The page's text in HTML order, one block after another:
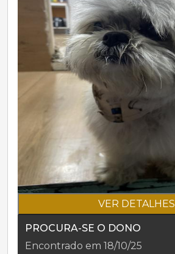
VER DETALHES
PROCURA-SE O DONO
Encontrado em 18/10/25